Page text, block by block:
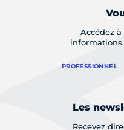
Accédez
informations
PROFESSIONNEL
Les
Recevez